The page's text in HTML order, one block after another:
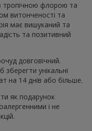
тропічною флорою та
витонченості та
має вишуканий та
та позитивний
довговічний.
унікальні
на 14 днів або більше.
як подарунок
і не